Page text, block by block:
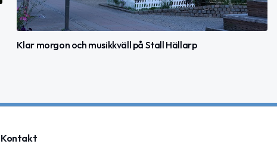
Klar morgon och musikkväll på Stall Hällarp
Kontakt